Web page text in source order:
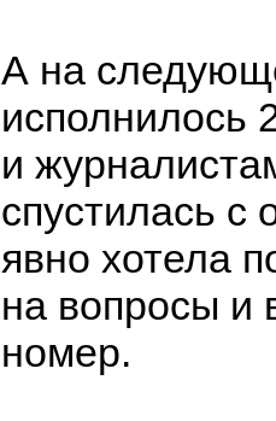
А на
исполнилось
и
спустилась с
явно хотела
на вопросы и
номер.